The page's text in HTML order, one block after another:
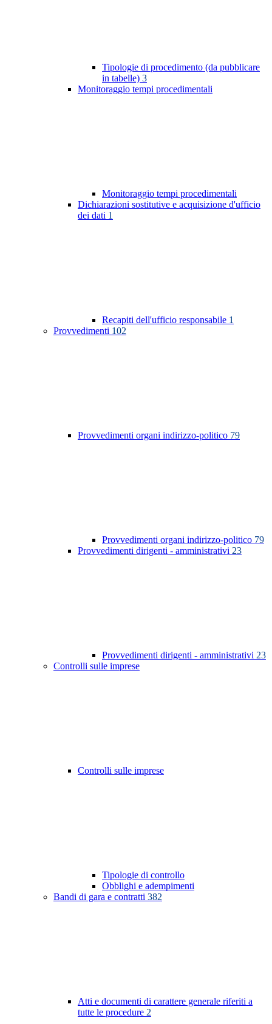
Tipologie di procedimento (da pubblicare
in tabelle) 3
Monitoraggio tempi procedimentali
Monitoraggio tempi procedimentali
Dichiarazioni sostitutive e acquisizione d'ufficio
dei dati 1
Recapiti dell'ufficio responsabile 1
Provvedimenti 102
Provvedimenti organi indirizzo-politico 79
Provvedimenti organi indirizzo-politico 79
Provvedimenti dirigenti - amministrativi 23
Provvedimenti dirigenti - amministrativi 23
Controlli sulle imprese
Controlli sulle imprese
Tipologie di controllo
Obblighi e adempimenti
Bandi di gara e contratti 382
Atti e documenti di carattere generale riferiti a
tutte le procedure 2